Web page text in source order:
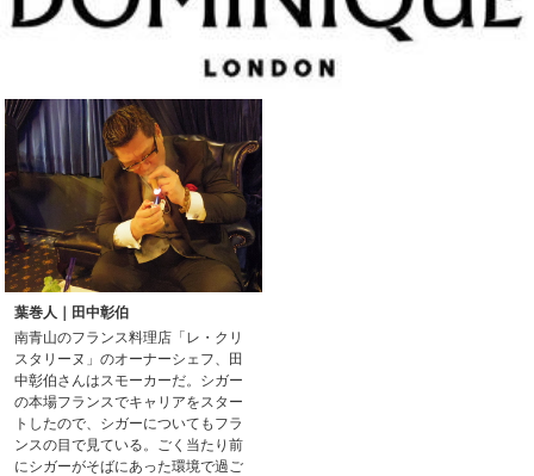
葉巻人｜田中彰伯
南青山のフランス料理店「レ・クリ
スタリーヌ」のオーナーシェフ、田
中彰伯さんはスモーカーだ。シガー
の本場フランスでキャリアをスター
トしたので、シガーについてもフラ
ンスの目で見ている。ごく当たり前
にシガーがそばにあった環境で過ご